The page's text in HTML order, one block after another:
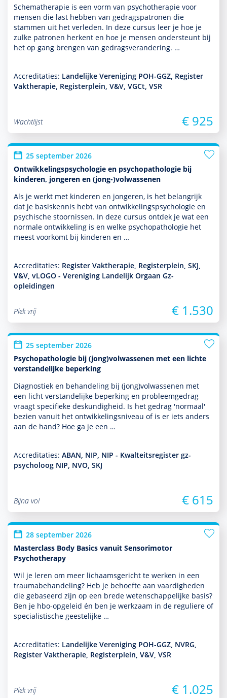
Schemathera­pie is een vorm van psycho­thera­pie voor
mensen die last hebben van gedragspatronen die
stammen uit het verleden. In deze cursus leer je hoe je
zulke patronen herkent en hoe je mensen onder­steunt bij
het op gang brengen van gedragsveran­de­ring. …
Accreditaties: Landelijke Vereniging POH-GGZ, Register
Vaktherapie, Registerplein, V&V, VGCt, VSR
Wachtlijst € 925
25 september 2026
Ontwikkelingspsychologie en psychopathologie bij
kinderen, jongeren en (jong-)volwassenen
Als je werkt met kin­de­ren en jongeren, is het belang­rijk
dat je basis­kennis hebt van ont­wikke­lingspsycho­logie en
psychische stoor­nissen. In deze cursus ontdek je wat een
normale ont­wikke­ling is en welke psycho­patho­logie het
meest voorkomt bij kin­de­ren en …
Accreditaties: Register Vaktherapie, Registerplein, SKJ,
V&V, vLOGO - Vereniging Landelijk Orgaan Gz-
opleidingen
Plek vrij € 1.530
25 september 2026
Psychopathologie bij (jong)volwassenen met een lichte
verstandelijke beperking
Diagnostiek en behan­del­ing bij (jong)vol­was­senen met
een licht ver­stande­lijke beper­king en probleemgedrag
vraagt speci­fieke des­kun­dig­heid. Is het gedrag 'normaal'
bezien vanuit het ont­wikke­lingsniveau of is er iets anders
aan de hand? Hoe ga je een …
Accreditaties: ABAN, NIP, NIP - Kwalteitsregister gz-
psycholoog NIP, NVO, SKJ
Bijna vol € 615
28 september 2026
Masterclass Body Basics vanuit Sensorimotor
Psychotherapy
Wil je leren om meer lichaamsgericht te werken in een
traumabehan­del­ing? Heb je behoefte aan vaar­dig­heden
die gebaseerd zijn op een brede weten­schappe­lijke basis?
Ben je hbo-opgeleid én ben je werk­zaam in de reguliere of
specialis­tische geeste­lijke …
Accreditaties: Landelijke Vereniging POH-GGZ, NVRG,
Register Vaktherapie, Registerplein, V&V, VSR
Plek vrij € 1.025